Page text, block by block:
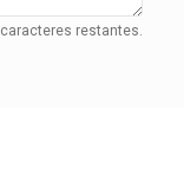
caracteres restantes.